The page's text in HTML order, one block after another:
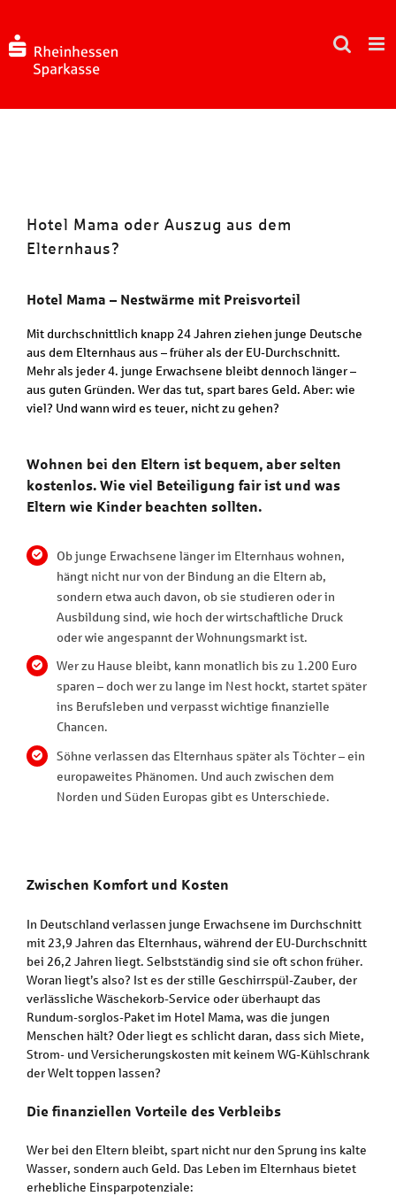
springen
Hotel Mama oder Auszug aus dem
Elternhaus?
Hotel Mama – Nestwärme mit Preisvorteil
Mit durchschnittlich knapp 24 Jahren ziehen junge Deutsche
aus dem Elternhaus aus – früher als der EU-Durchschnitt.
Mehr als jeder 4. junge Erwachsene bleibt dennoch länger –
aus guten Gründen. Wer das tut, spart bares Geld. Aber: wie
viel? Und wann wird es teuer, nicht zu gehen?
Wohnen bei den Eltern ist bequem, aber selten
kosten­los. Wie viel Beteiligung fair ist und was
Eltern wie Kinder beachten sollten.
Ob junge Erwachsene länger im Elternhaus wohnen,
hängt nicht nur von der Bindung an die Eltern ab,
sondern etwa auch davon, ob sie studieren oder in
Ausbildung sind, wie hoch der wirtschaftliche Druck
oder wie angespannt der Wohnungsmarkt ist.
Wer zu Hause bleibt, kann monatlich bis zu 1.200 Euro
sparen – doch wer zu lange im Nest hockt, startet später
ins Berufsleben und verpasst wichtige finanzielle
Chancen.
Söhne verlassen das Elternhaus später als Töchter – ein
europaweites Phänomen. Und auch zwischen dem
Norden und Süden Europas gibt es Unterschiede.
Zwischen Komfort und Kosten
In Deutschland verlassen junge Erwachsene im Durchschnitt
mit 23,9 Jahren das Elternhaus, während der EU-Durchschnitt
bei 26,2 Jahren liegt. Selbstständig sind sie oft schon früher.
Woran liegt’s also? Ist es der stille Geschirrspül-Zauber, der
verlässliche Wäschekorb-Service oder überhaupt das
Rundum-sorglos-Paket im Hotel Mama, was die jungen
Menschen hält? Oder liegt es schlicht daran, dass sich Miete,
Strom- und Versicherungskosten mit keinem WG-Kühlschrank
der Welt toppen lassen?
Die finanziellen Vorteile des Verbleibs
Wer bei den Eltern bleibt, spart nicht nur den Sprung ins kalte
Wasser, sondern auch Geld. Das Leben im Elternhaus bietet
erhebliche Einsparpotenziale: